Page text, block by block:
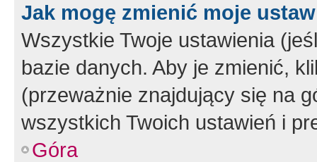
Jak mogę zmienić moje
Wszystkie Twoje ustawienia
bazie danych. Aby je zmienić,
(przeważnie znajdujący się na
wszystkich Twoich ustawień i
Góra